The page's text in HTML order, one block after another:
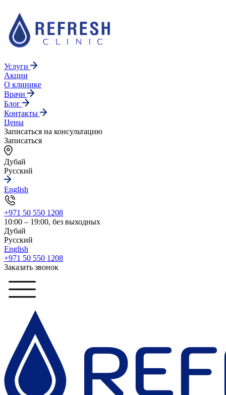
Услуги
Акции
О клинике
Врачи
Блог
Контакты
Цены
Записаться на консультацию
Записаться
Дубай
Русский
English
+971 50 550 1208
10:00 – 19:00, без выходных
Дубай
Русский
English
+971 50 550 1208
Заказать звонок